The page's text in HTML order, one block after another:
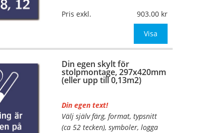
Material:
Plan aluminium,
0,7mm (väggmontage)
297x420mm (eller annat
Be om offert vid antal
Pris exkl. 903.00
Visa
Din egen skylt för
stolpmontage, 297x420mm
(eller upp till 0,13m2)
Din egen text!
Välj själv färg, format, typsnitt
(ca 52 tecken), symboler, logga